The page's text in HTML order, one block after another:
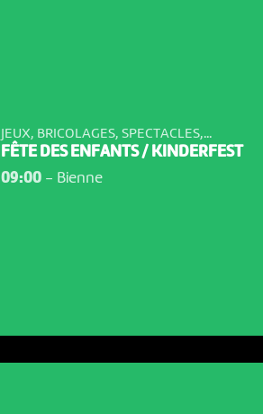
JEUX, BRICOLAGES, SPECTACLES,...
FÊTE DES ENFANTS / KINDERFEST
09:00- Bienne